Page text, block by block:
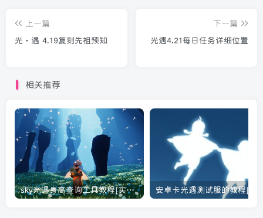
上一篇
光·遇 4.19复刻先祖预知
下一篇
光遇4.21每日任务详细位置
相关推荐
sky光遇身高查询工具教程[实用工具] 安卓卡光遇测试服的教程[光